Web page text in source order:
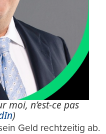
moi, n’est-ce pas
)
Geld rechtzeitig ab.